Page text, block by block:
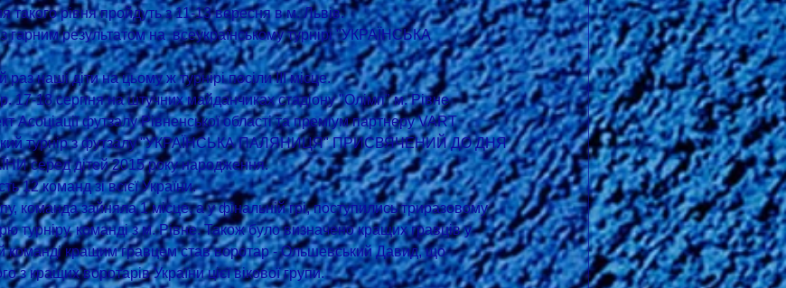
такого рівня пройдуть з 11-13 вересня в м. Львів.
гарним результатом на  всеукраїнському турнірі "УКРАЇНСЬКА
наші діти на цьому ж турнірі посіли ІІІ місце.
17-18 серпня на штучних майданчиках стадіону "Олімп" м. Рівне
Асоціації футзалу Рівненської області та преміум партнеру VART
турнір з футзалу "УКРАЇНСЬКА ПАЛЯНИЦЯ" ПРИСВЯЧЕНИЙ ДО ДНЯ
серед дітей 2015 року народження.
12 команд зі всієї України.
команда зайняла 1 місце, а у фінальній грі, поступились триразовому
турніру, команді з м. Рівне. Також було визначено кращих гравців у
команді кращим гравцем став воротар - Ольшевський Давид, що
з кращих воротарів України цієї вікової групи.